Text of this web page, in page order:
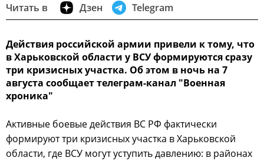
Читать в Дзен Telegram
Действия российской армии привели к тому, что
в Харьковской области у ВСУ формируются сразу
три кризисных участка. Об этом в ночь на 7
августа сообщает телеграм-канал "Военная
хроника"
Активные боевые действия ВС РФ фактически
формируют три кризисных участка в Харьковской
области, где ВСУ могут уступить давлению: в районах